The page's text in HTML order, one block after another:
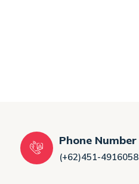
Phone Number
(+62)451-4916058